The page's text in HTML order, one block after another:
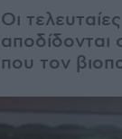
Οι
που τον